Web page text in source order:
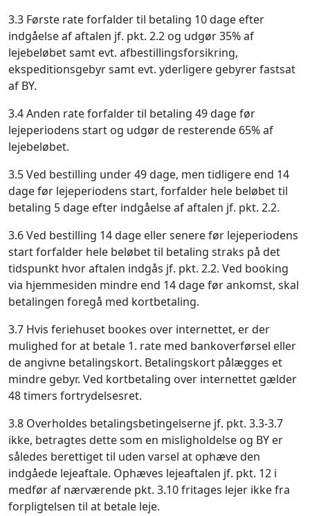
3.3 Første rate forfalder til betaling 10 dage efter
indgåelse af aftalen jf. pkt. 2.2 og udgør 35% af
lejebeløbet samt evt. afbestillingsforsikring,
ekspeditionsgebyr samt evt. yderligere gebyrer fastsat
af BY.
3.4 Anden rate forfalder til betaling 49 dage før
lejeperiodens start og udgør de resterende 65% af
lejebeløbet.
3.5 Ved bestilling under 49 dage, men tidligere end 14
dage før lejeperiodens start, forfalder hele beløbet til
betaling 5 dage efter indgåelse af aftalen jf. pkt. 2.2.
3.6 Ved bestilling 14 dage eller senere før lejeperiodens
start forfalder hele beløbet til betaling straks på det
tidspunkt hvor aftalen indgås jf. pkt. 2.2. Ved booking
via hjemmesiden mindre end 14 dage før ankomst, skal
betalingen foregå med kortbetaling.
3.7 Hvis feriehuset bookes over internettet, er der
mulighed for at betale 1. rate med bankoverførsel eller
de angivne betalingskort. Betalingskort pålægges et
mindre gebyr. Ved kortbetaling over internettet gælder
48 timers fortrydelsesret.
3.8 Overholdes betalingsbetingelserne jf. pkt. 3.3-3.7
ikke, betragtes dette som en misligholdelse og BY er
således berettiget til uden varsel at ophæve den
indgåede lejeaftale. Ophæves lejeaftalen jf. pkt. 12 i
medfør af nærværende pkt. 3.10 fritages lejer ikke fra
forpligtelsen til at betale leje.